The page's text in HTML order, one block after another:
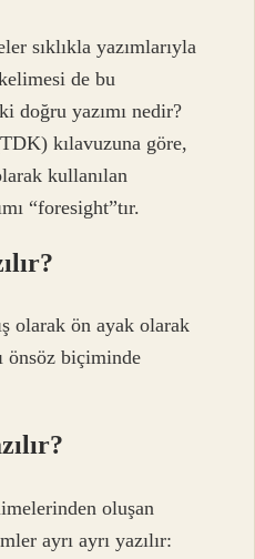
sıklıkla yazımlarıyla
de bu
doğru yazımı nedir?
kılavuzuna göre,
kullanılan
“foresight”tır.
olarak ön ayak olarak
önsöz biçiminde
oluşan
ayrı ayrı yazılır: